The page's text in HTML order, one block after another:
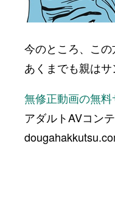
今のところ、こ
あくまでも親は
無修正動画の無
アダルトAVコン